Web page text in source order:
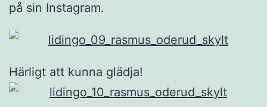
på sin Instagram.
Härligt att kunna glädja!